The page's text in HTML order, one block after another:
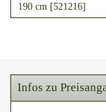
190 cm [521216]
Infos zu